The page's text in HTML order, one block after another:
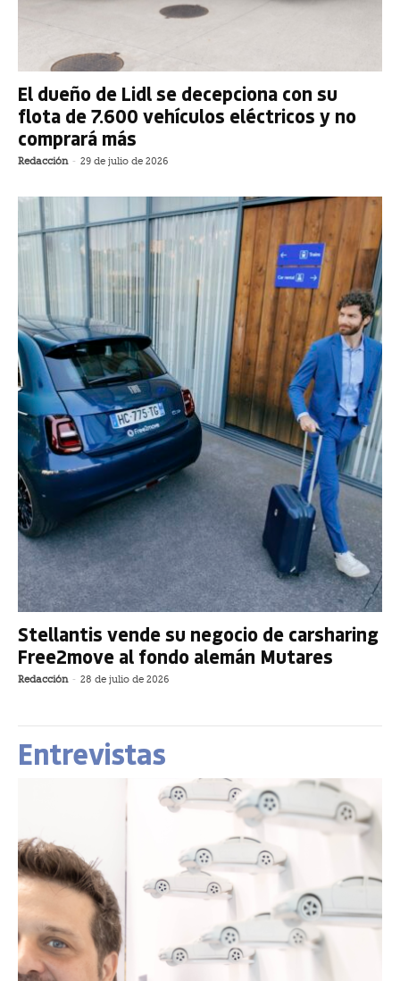
El dueño de Lidl se decepciona con su
flota de 7.600 vehículos eléctricos y no
comprará más
Redacción - 29 de julio de 2026
Stellantis vende su negocio de carsharing
Free2move al fondo alemán Mutares
Redacción - 28 de julio de 2026
Entrevistas